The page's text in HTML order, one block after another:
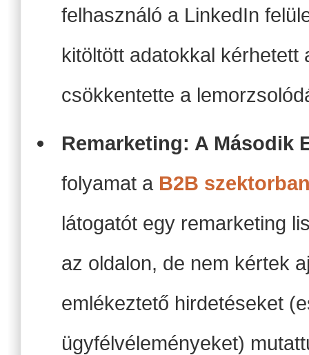
felhasználó a LinkedIn
kitöltött adatokkal
csökkentette a
Remarketing: A Második
folyamat a B2B
látogatót egy remarketing
az oldalon, de nem kértek
emlékeztető hirdetéseket
ügyfélvéleményeket)